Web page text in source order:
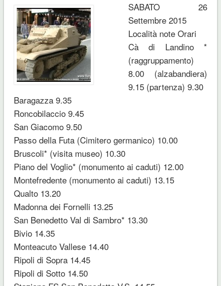
SABATO 26
Settembre 2015
Località note Orari
Cà di Landino *
(raggruppamento)
8.00 (alzabandiera)
9.15 (partenza) 9.30
Baragazza 9.35
Roncobilaccio 9.45
San Giacomo 9.50
Passo della Futa (Cimitero germanico) 10.00
Bruscoli* (visita museo) 10.30
Piano del Voglio* (monumento ai caduti) 12.00
Montefredente (monumento ai caduti) 13.15
Qualto 13.20
Madonna dei Fornelli 13.25
San Benedetto Val di Sambro* 13.30
Bivio 14.35
Monteacuto Vallese 14.40
Ripoli di Sopra 14.45
Ripoli di Sotto 14.50